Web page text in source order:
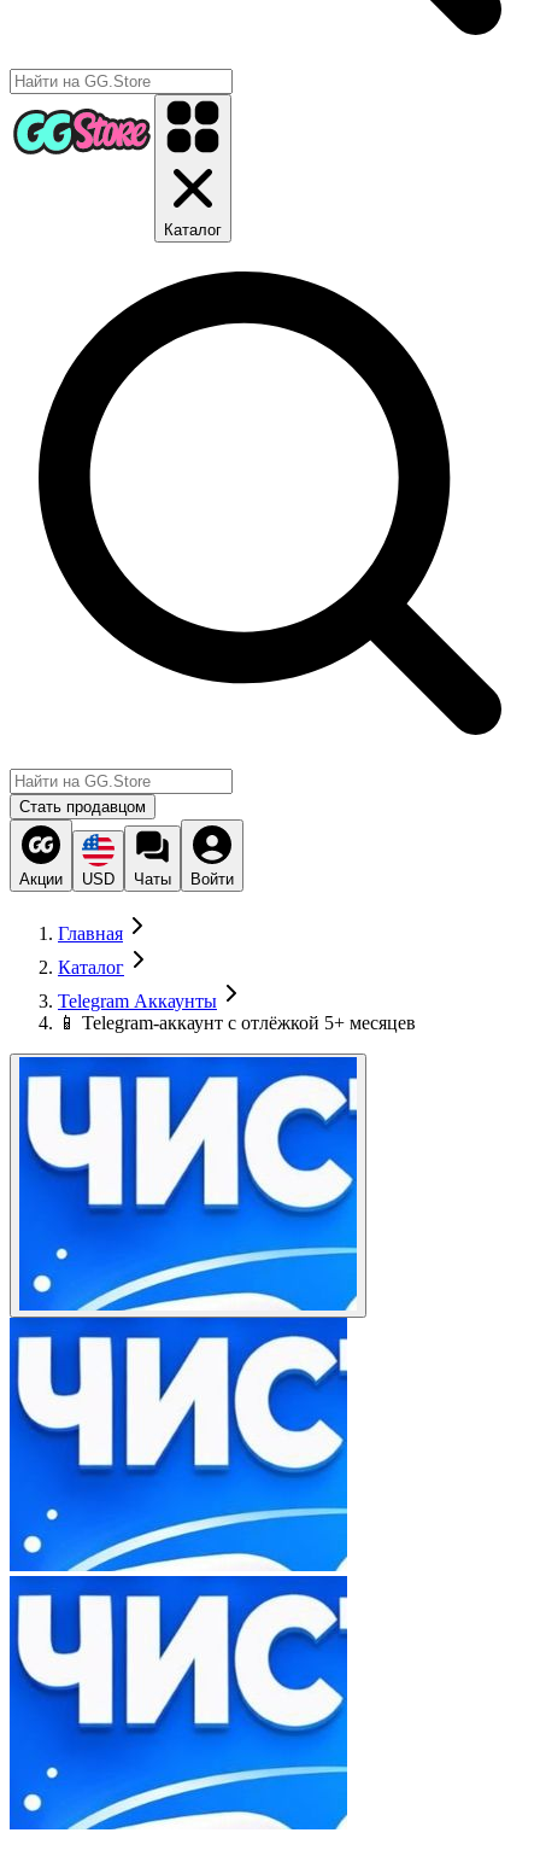
Каталог
Стать продавцом
Акции USD Чаты Войти
Главная
Каталог
Telegram Аккаунты
📱 Telegram-аккаунт с отлёжкой 5+ месяцев